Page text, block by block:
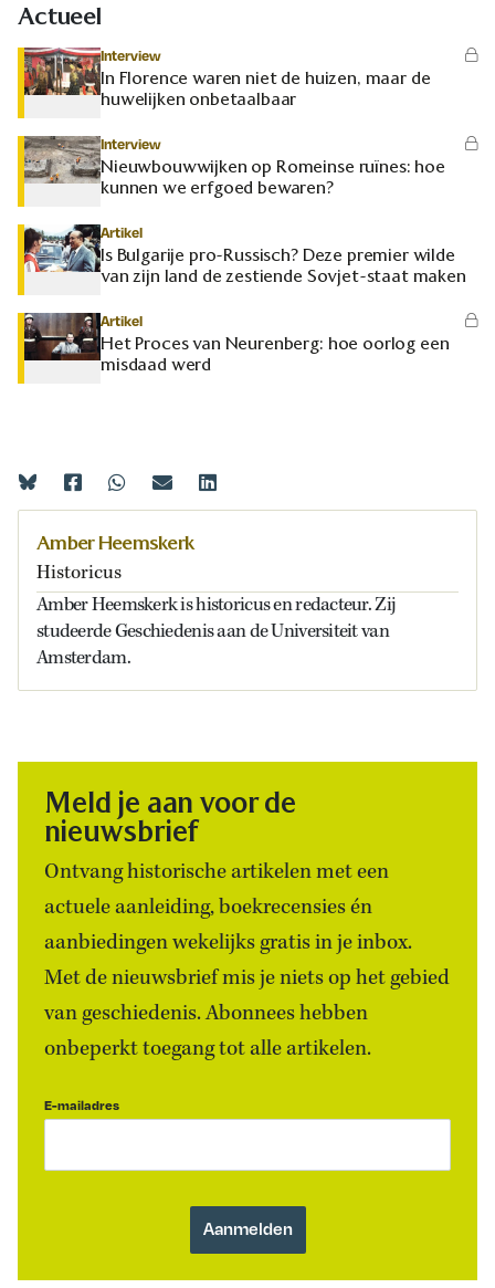
Actueel
Interview
In Florence waren niet de huizen, maar de
huwelijken onbetaalbaar
Interview
Nieuwbouwwijken op Romeinse ruïnes: hoe
kunnen we erfgoed bewaren?
Artikel
Is Bulgarije pro-Russisch? Deze premier wilde
van zijn land de zestiende Sovjet-staat maken
Artikel
Het Proces van Neurenberg: hoe oorlog een
misdaad werd
Amber Heemskerk
Historicus
Amber Heemskerk is historicus en redacteur. Zij
studeerde Geschiedenis aan de Universiteit van
Amsterdam.
Meld je aan voor de
nieuwsbrief
Ontvang historische artikelen met een
actuele aanleiding, boekrecensies én
aanbiedingen wekelijks gratis in je inbox.
Met de nieuwsbrief mis je niets op het gebied
van geschiedenis. Abonnees hebben
onbeperkt toegang tot alle artikelen.
E-mailadres